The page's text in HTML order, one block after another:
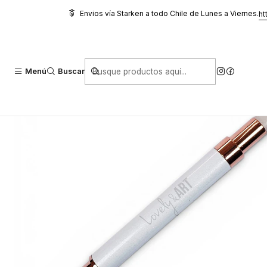
Menú Buscar
Envios vía Starken a todo Chile de Lunes a Viernes.
Glitter, Decoración y Accesorios Accesorios de practica